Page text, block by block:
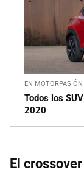
EN MOTORPASIÓN
Todos los
2020
El